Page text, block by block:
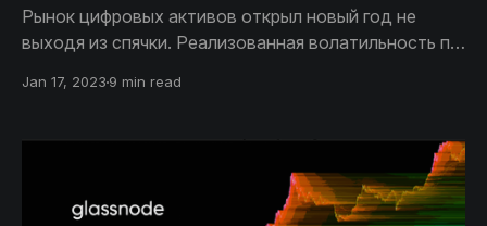
Рынок цифровых активов открыл новый год не
выходя из спячки. Реализованная волатильность по
низких значений. Такие периоды предшествовали
ними следовали как резкое снижение, так и
Jan 17, 2023 9 min read